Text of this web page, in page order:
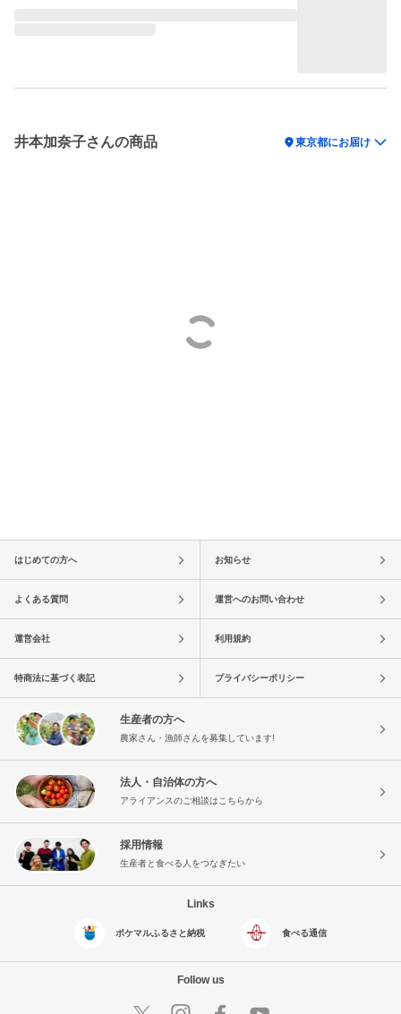
井本加奈子さんの商品 location_on東京都にお届け
はじめての方へ お知らせ
よくある質問 運営へのお問い合わせ
運営会社 利用規約
特商法に基づく表記 プライバシーポリシー
生産者の方へ
農家さん・漁師さんを募集しています!
法人・自治体の方へ
アライアンスのご相談はこちらから
採用情報
生産者と食べる人をつなぎたい
Links
ポケマルふるさと納税 食べる通信
Follow us